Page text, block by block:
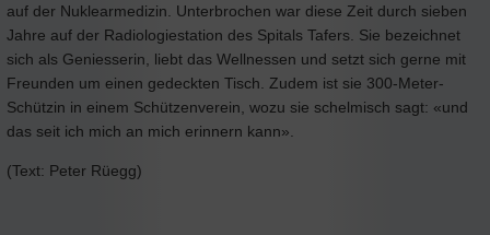
auf der Nuklearmedizin. Unterbrochen war diese Zeit durch sieben
Jahre auf der Radiologiestation des Spitals Tafers. Sie bezeichnet
sich als Geniesserin, liebt das Wellnessen und setzt sich gerne mit
Freunden um einen gedeckten Tisch. Zudem ist sie 300-Meter-
Schützin in einem Schützenverein, wozu sie schelmisch sagt: «und
das seit ich mich an mich erinnern kann».
(Text: Peter Rüegg)